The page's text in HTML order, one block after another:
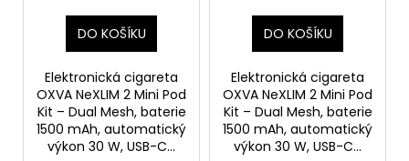
DO KOŠÍKU
Elektronická cigareta
OXVA NeXLIM 2 Mini Pod
Kit – Dual Mesh, baterie
1500 mAh, automatický
výkon 30 W, USB-C...
DO KOŠÍKU
Elektronická cigareta
OXVA NeXLIM 2 Mini Pod
Kit – Dual Mesh, baterie
1500 mAh, automatický
výkon 30 W, USB-C...